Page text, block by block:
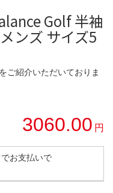
Golf 半袖
ンズ サイズ5
ご紹介いただいておりま
3060.00 円
お支払いで